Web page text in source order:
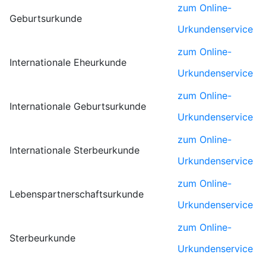
Geburtsurkunde
zum Online-
Urkundenservice
Internationale Eheurkunde
zum Online-
Urkundenservice
Internationale Geburtsurkunde
zum Online-
Urkundenservice
Internationale Sterbeurkunde
zum Online-
Urkundenservice
Lebenspartnerschaftsurkunde
zum Online-
Urkundenservice
Sterbeurkunde
zum Online-
Urkundenservice